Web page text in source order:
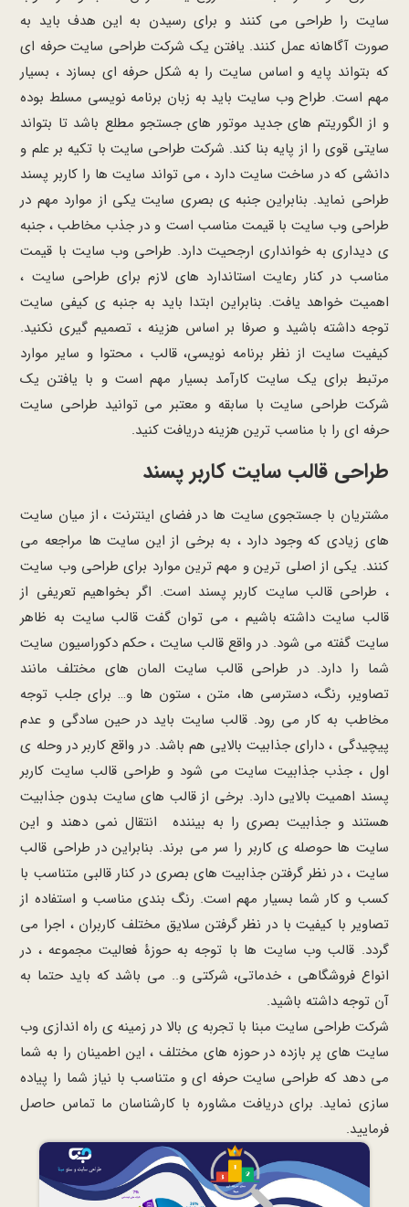
سایت را طراحی می کنند و برای رسیدن به این هدف باید به
صورت آگاهانه عمل کنند. یافتن یک شرکت طراحی سایت حرفه ای
که بتواند پایه و اساس سایت را به شکل حرفه ای بسازد ، بسیار
مهم است. طراح وب سایت باید به زبان برنامه نویسی مسلط بوده
و از الگوریتم های جدید موتور های جستجو مطلع باشد تا بتواند
سایتی قوی را از پایه بنا کند. شرکت طراحی سایت با تکیه بر علم و
دانشی که در ساخت سایت دارد ، می تواند سایت ها را کاربر پسند
طراحی نماید. بنابراین جنبه ی بصری سایت یکی از موارد مهم در
طراحی وب سایت با قیمت مناسب است و در جذب مخاطب ، جنبه
ی دیداری به خوانداری ارجحیت دارد. طراحی وب سایت با قیمت
مناسب در کنار رعایت استاندارد های لازم برای طراحی سایت ،
اهمیت خواهد یافت. بنابراین ابتدا باید به جنبه ی کیفی سایت
توجه داشته باشید و صرفا بر اساس هزینه ، تصمیم گیری نکنید.
کیفیت سایت از نظر برنامه نویسی، قالب ، محتوا و سایر موارد
مرتبط برای یک سایت کارآمد بسیار مهم است و با یافتن یک
شرکت طراحی سایت با سابقه و معتبر می توانید طراحی سایت
حرفه ای را با مناسب ترین هزینه دریافت کنید.
طراحی قالب سایت کاربر پسند
مشتریان با جستجوی سایت ها در فضای اینترنت ، از میان سایت
های زیادی که وجود دارد ، به برخی از این سایت ها مراجعه می
کنند. یکی از اصلی ترین و مهم ترین موارد برای طراحی وب سایت
، طراحی قالب سایت کاربر پسند است. اگر بخواهیم تعریفی از
قالب سایت داشته باشیم ، می توان گفت قالب سایت به ظاهر
سایت گفته می شود. در واقع قالب سایت ، حکم دکوراسیون سایت
شما را دارد. در طراحی قالب سایت المان ‌های مختلف مانند
تصاویر، رنگ، دسترسی ها، متن ، ستون‌ ها و… برای جلب توجه
مخاطب به کار می رود. قالب سایت باید در حین سادگی و عدم
پیچیدگی ، دارای جذابیت بالایی هم باشد. در واقع کاربر در وحله ی
اول ، جذب جذابیت سایت می شود و طراحی قالب سایت کاربر
پسند اهمیت بالایی دارد. برخی از قالب های سایت بدون جذابیت
هستند و جذابیت بصری را به بیننده انتقال نمی دهند و این
سایت ها حوصله ی کاربر را سر می برند. بنابراین در طراحی قالب
سایت ، در نظر گرفتن جذابیت های بصری در کنار قالبی متناسب با
کسب و کار شما بسیار مهم است. رنگ بندی مناسب و استفاده از
تصاویر با کیفیت با در نظر گرفتن سلایق مختلف کاربران ، اجرا می
گردد. قالب وب سایت ها با توجه به حوزۀ فعالیت مجموعه ، در
انواع فروشگاهی ، خدماتی، شرکتی و.. می باشد که باید حتما به
آن توجه داشته باشید.
شرکت طراحی سایت مبنا با تجربه ی بالا در زمینه ی راه اندازی وب
سایت های پر بازده در حوزه های مختلف ، این اطمینان را به شما
می دهد که طراحی سایت حرفه ای و متناسب با نیاز شما را پیاده
سازی نماید. برای دریافت مشاوره با کارشناسان ما تماس حاصل
فرمایید.